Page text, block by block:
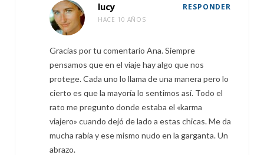
lucy
HACE 10 AÑOS
RESPONDER
Gracias por tu comentario Ana. Siempre
pensamos que en el viaje hay algo que nos
protege. Cada uno lo llama de una manera pero lo
cierto es que la mayoría lo sentimos así. Todo el
rato me pregunto donde estaba el «karma
viajero» cuando dejó de lado a estas chicas. Me da
mucha rabia y ese mismo nudo en la garganta. Un
abrazo.